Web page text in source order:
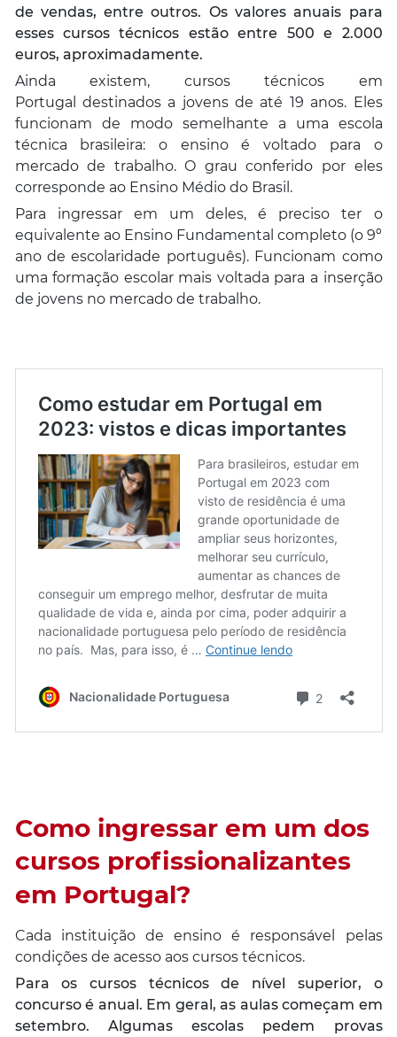
de vendas, entre outros. Os valores anuais para
esses cursos técnicos estão entre 500 e 2.000
euros, aproximadamente.
Ainda existem, cursos técnicos em
Portugal
destinados a jovens de até 19 anos. Eles
funcionam de modo semelhante a uma escola
técnica brasileira: o ensino é voltado para o
mercado de trabalho. O grau conferido por eles
corresponde ao Ensino Médio do Brasil.
Para ingressar em um deles, é preciso ter o
equivalente ao Ensino Fundamental completo (o 9º
ano de escolaridade português). Funcionam como
uma formação escolar mais voltada para a inserção
de jovens no mercado de trabalho.
Como ingressar em um dos
cursos profissionalizantes
em Portugal?
Cada instituição de ensino é responsável pelas
condições de acesso aos cursos técnicos.
Para os cursos técnicos de nível superior, o
concurso é anual. Em geral, as aulas começam em
setembro. Algumas escolas pedem provas